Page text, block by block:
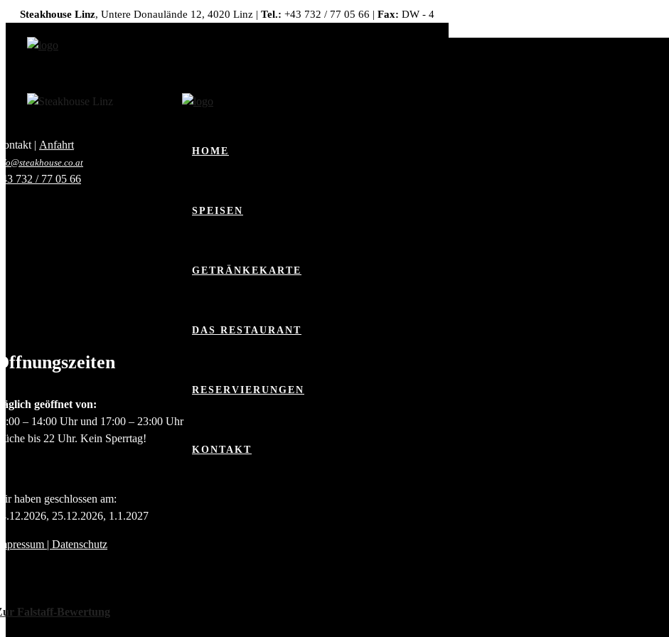
Steakhouse Linz, Untere Donaulände 12, 4020 Linz | Tel.: +43 732 / 77 05 66 | Fax: DW - 4
HOME
SPEISEN
GETRÄNKEKARTE
DAS RESTAURANT
RESERVIERUNGEN
KONTAKT
| Anfahrt
732 / 77 05 66
geöffnet von:
– 14:00 Uhr und 17:00 – 23:00 Uhr
bis 22 Uhr. Kein Sperrtag!
haben geschlossen am:
25.12.2026, 1.1.2027
| Datenschutz
Falstaff-Bewertung